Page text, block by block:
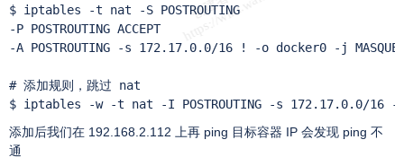
$ iptables -t nat -S POSTROUTING
-P POSTROUTING ACCEPT
-A POSTROUTING -s 172.17.0.0/16 ! -o docker0 -j
# 添加规则，跳过 nat
$ iptables -w -t nat -I POSTROUTING -s 172.17.0.0/16 -
添加后我们在 192.168.2.112 上再 ping 目标容器 IP 会发现 ping 不
通